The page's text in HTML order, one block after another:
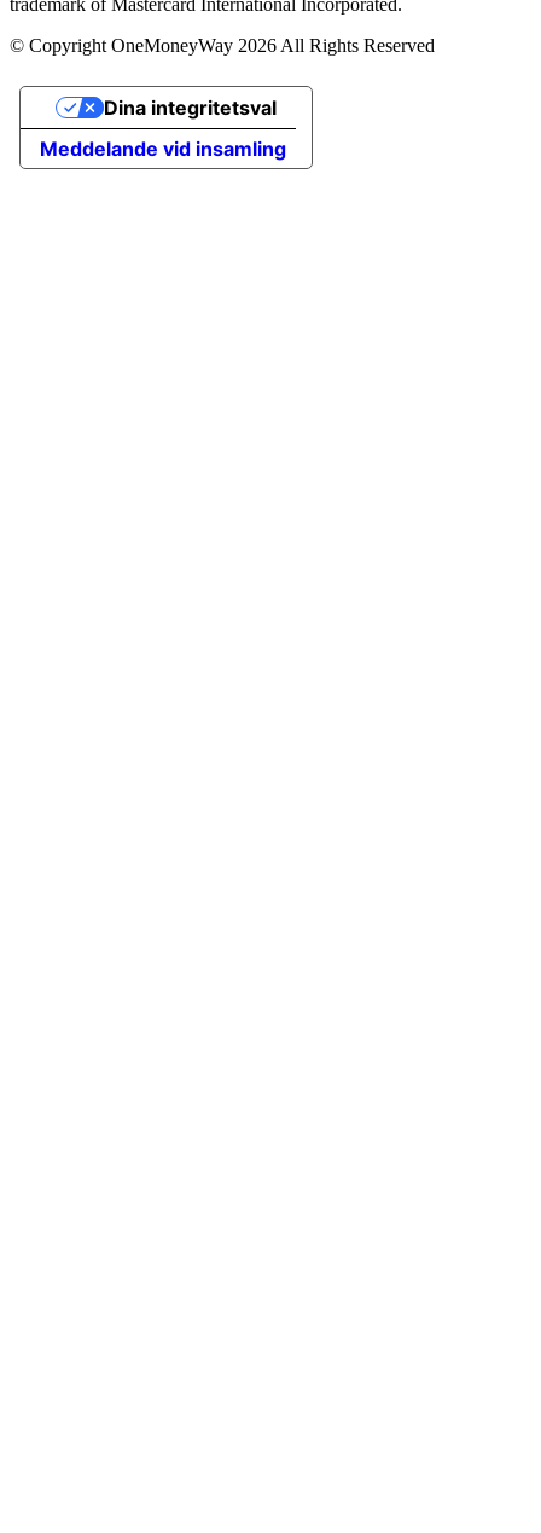
trademark of Mastercard International Incorporated.
© Copyright OneMoneyWay 2026 All Rights Reserved
Meddelande vid insamling
Dina integritetsval